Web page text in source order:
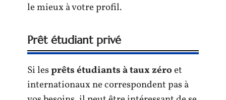
le mieux à votre profil.
Prêt étudiant privé
Si lesprêts étudiants à taux zéroet
internationaux ne correspondent pas à